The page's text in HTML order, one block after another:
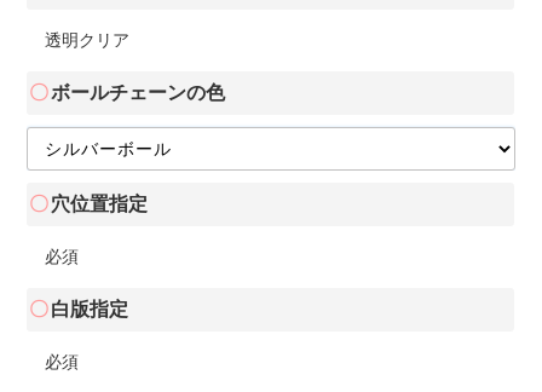
透明クリア
ボールチェーンの色
穴位置指定
必須
白版指定
必須